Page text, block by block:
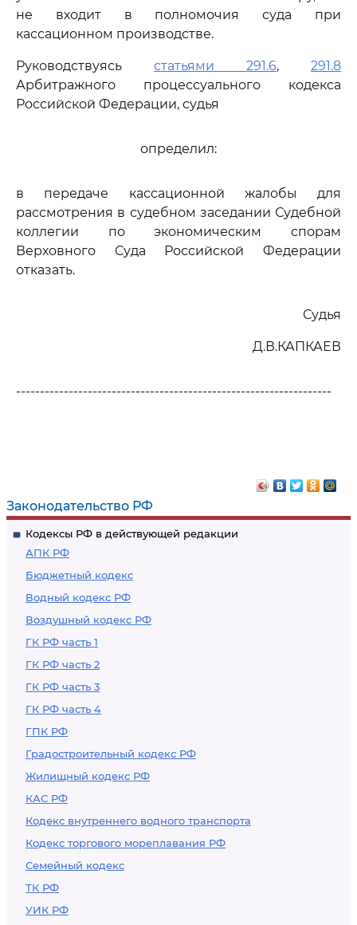
Законодательство РФ
Кодексы РФ в действующей редакции
АПК РФ
Бюджетный кодекс
Водный кодекс РФ
Воздушный кодекс РФ
ГК РФ часть 1
ГК РФ часть 2
ГК РФ часть 3
ГК РФ часть 4
ГПК РФ
Градостроительный кодекс РФ
Жилищный кодекс РФ
КАС РФ
Кодекс внутреннего водного транспорта
Кодекс торгового мореплавания РФ
Семейный кодекс
ТК РФ
УИК РФ
не входит в полномочия суда при
кассационном производстве.
Руководствуясь статьями 291.6, 291.8
Арбитражного процессуального кодекса
Российской Федерации, судья
определил:
в передаче кассационной жалобы для
рассмотрения в судебном заседании Судебной
коллегии по экономическим спорам
Верховного Суда Российской Федерации
отказать.
Судья
Д.В.КАПКАЕВ
------------------------------------------------------------------